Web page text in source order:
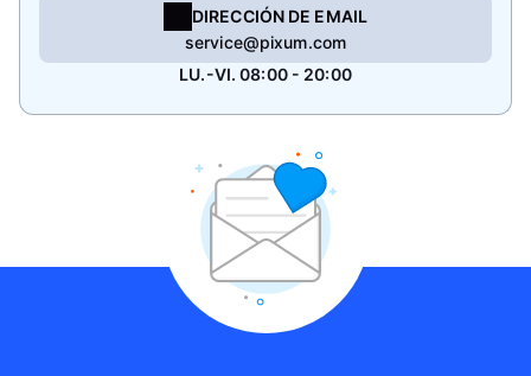
DIRECCIÓN DE EMAIL
service@pixum.com
LU.-VI. 08:00 - 20:00